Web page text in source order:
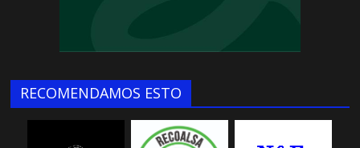
RECOMENDAMOS ESTO